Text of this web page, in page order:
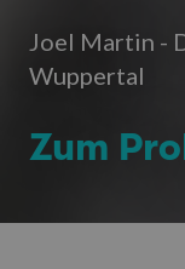
Joel Martin -
Wuppertal
Zum